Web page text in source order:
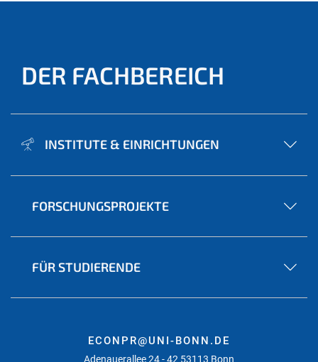
DER FACHBEREICH
INSTITUTE & EINRICHTUNGEN
FORSCHUNGSPROJEKTE
FÜR STUDIERENDE
ECONPR@UNI-BONN.DE
Adenauerallee 24 - 42 53113 Bonn